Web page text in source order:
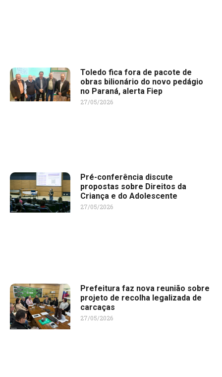
Toledo fica fora de pacote de
obras bilionário do novo pedágio
no Paraná, alerta Fiep
27/05/2026
Pré-conferência discute
propostas sobre Direitos da
Criança e do Adolescente
27/05/2026
Prefeitura faz nova reunião sobre
projeto de recolha legalizada de
carcaças
27/05/2026